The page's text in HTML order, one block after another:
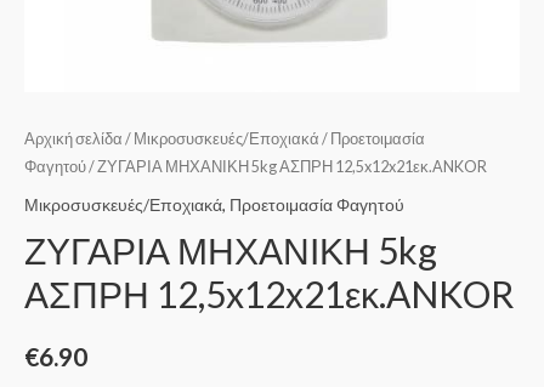
Αρχική σελίδα / Μικροσυσκευές/Εποχιακά / Προετοιμασία
Φαγητού/ ΖΥΓΑΡΙΑ ΜΗΧΑΝΙΚΗ 5kg ΑΣΠΡΗ 12,5x12x21εκ.ANKOR
Μικροσυσκευές/Εποχιακά, Προετοιμασία Φαγητού
ΖΥΓΑΡΙΑ ΜΗΧΑΝΙΚΗ 5kg
ΑΣΠΡΗ 12,5x12x21εκ.ANKOR
€6.90